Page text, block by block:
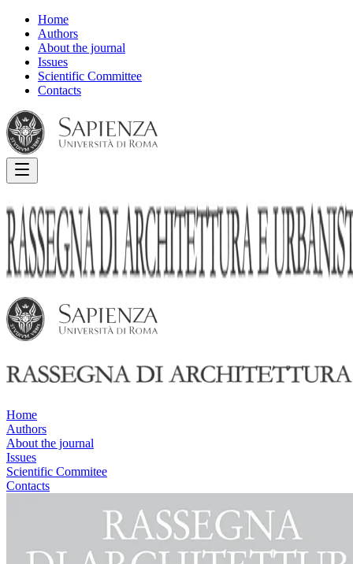
Home
Authors
About the journal
Issues
Scientific Committee
Contacts
Home
Authors
About the journal
Issues
Scientific Commitee
Contacts